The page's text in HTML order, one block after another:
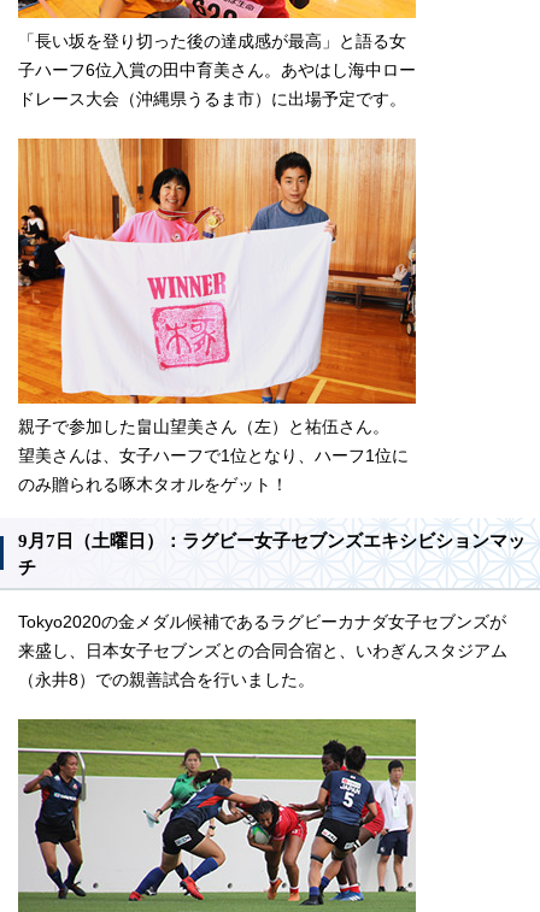
「長い坂を登り切った後の達成感が最高」と語る女
子ハーフ6位入賞の田中育美さん。あやはし海中ロー
ドレース大会（沖縄県うるま市）に出場予定です。
親子で参加した畠山望美さん（左）と祐伍さん。
望美さんは、女子ハーフで1位となり、ハーフ1位に
のみ贈られる啄木タオルをゲット！
9月7日（土曜日）：ラグビー女子セブンズエキシビションマッ
チ
Tokyo2020の金メダル候補であるラグビーカナダ女子セブンズが
来盛し、日本女子セブンズとの合同合宿と、いわぎんスタジアム
（永井8）での親善試合を行いました。